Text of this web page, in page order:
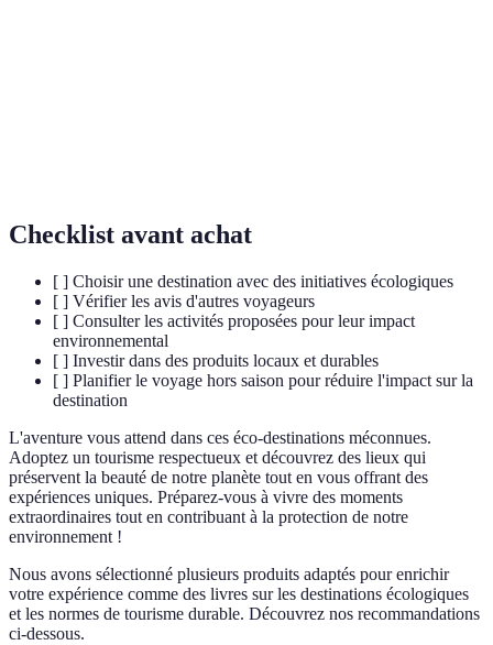
Checklist avant achat
[ ] Choisir une destination avec des initiatives écologiques
[ ] Vérifier les avis d'autres voyageurs
[ ] Consulter les activités proposées pour leur impact
environnemental
[ ] Investir dans des produits locaux et durables
[ ] Planifier le voyage hors saison pour réduire l'impact sur la
destination
L'aventure vous attend dans ces éco-destinations méconnues.
Adoptez un tourisme respectueux et découvrez des lieux qui
préservent la beauté de notre planète tout en vous offrant des
expériences uniques. Préparez-vous à vivre des moments
extraordinaires tout en contribuant à la protection de notre
environnement !
Nous avons sélectionné plusieurs produits adaptés pour enrichir
votre expérience comme des livres sur les destinations écologiques
et les normes de tourisme durable. Découvrez nos recommandations
ci-dessous.